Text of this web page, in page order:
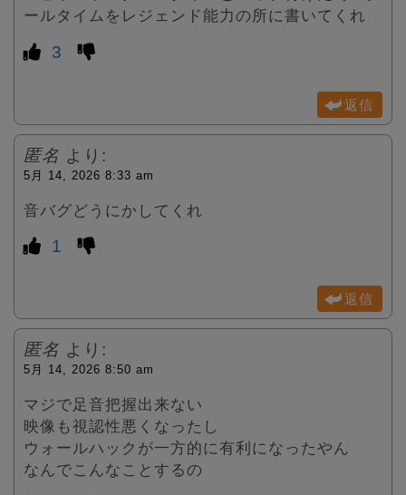
ールタイムをレジェンド能力の所に書いてくれ
3
返信
匿名 より:
5月 14, 2026 8:33 am
音バグどうにかしてくれ
1
返信
匿名 より:
5月 14, 2026 8:50 am
マジで足音把握出来ない
映像も視認性悪くなったし
ウォールハックが一方的に有利になったやん
なんでこんなことするの